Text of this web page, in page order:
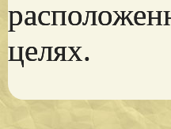
целях.